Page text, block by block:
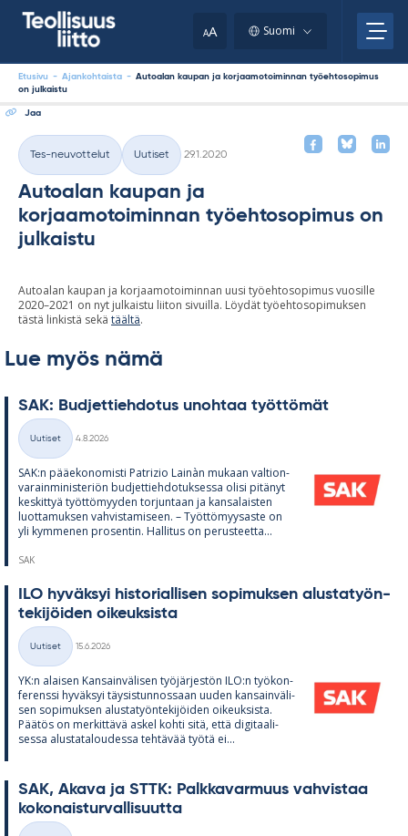
AA Suomi
Etusivu - Ajankohtaista - Autoalan kaupan ja korjaamotoiminnan työehtosopimus
on julkaistu
Jaa
Kategoriat
Tes-neuvottelut Uutiset
29.1.2020
Autoalan kaupan ja
korjaamotoiminnan työehtosopimus on
julkaistu
Autoalan kaupan ja korjaamotoiminnan uusi työehtosopimus vuosille
2020–2021 on nyt julkaistu liiton sivuilla. Löydät työehtosopimuksen
tästä linkistä sekä täältä.
Lue myös nämä
SAK: Bud­jet­tieh­do­tus unoh­taa työt­tö­mät
Kategoriat
Uutiset
4.8.2026
SAK:n pää­e­ko­no­misti Pat­rizio Lainàn mu­kaan val­tion­
va­rain­mi­nis­te­riön bud­jet­tieh­do­tuk­sessa olisi pi­tä­nyt
kes­kit­tyä työt­tö­myy­den tor­jun­taan ja kan­sa­lais­ten
luot­ta­muk­sen vah­vis­ta­mi­seen. – Työt­tö­myy­saste on
yli kym­me­nen pro­sen­tin. Hal­li­tus on pe­rus­teetta...
SAK
ILO hy­väk­syi his­to­rial­li­sen so­pi­muk­sen alus­ta­työn­
te­ki­jöi­den oi­keuk­sista
Kategoriat
Uutiset
15.6.2026
YK:n alai­sen Kan­sain­vä­li­sen työ­jär­jes­tön ILO:n työ­kon­
fe­renssi hy­väk­syi täy­sis­tun­nos­saan uu­den kan­sain­vä­li­
sen so­pi­muk­sen alus­ta­työn­te­ki­jöi­den oi­keuk­sista.
Pää­tös on mer­kit­tävä as­kel kohti sitä, että di­gi­taa­li­
sessa alus­ta­ta­lou­dessa teh­tä­vää työtä ei...
SAK, Akava ja STTK: Palk­ka­var­muus vah­vis­taa
ko­ko­nais­tur­val­li­suutta
clipboard.)